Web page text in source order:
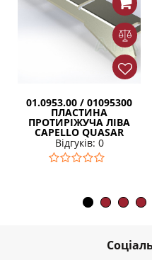
01.0953.00 / 01095300
ПЛАСТИНА
ПРОТИРІЖУЧА ЛІВА
CAPELLO QUASAR
Відгуків: 0